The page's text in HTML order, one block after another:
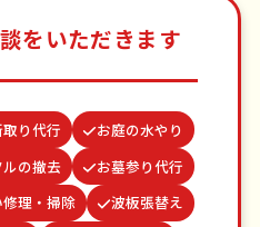
をいただきます
り代行
お庭の水やり
の撤去
お墓参り代行
理・掃除
波板張替え